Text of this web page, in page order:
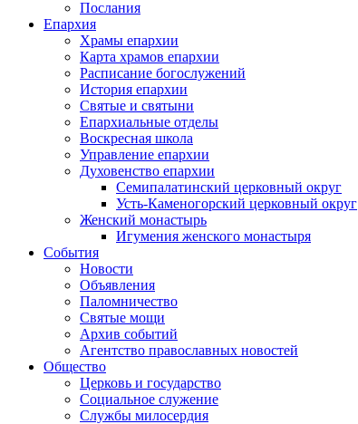
Послания
Епархия
Храмы епархии
Карта храмов епархии
Расписание богослужений
История епархии
Святые и святыни
Епархиальные отделы
Воскресная школа
Управление епархии
Духовенство епархии
Семипалатинский церковный округ
Усть-Каменогорский церковный округ
Женский монастырь
Игумения женского монастыря
События
Новости
Объявления
Паломничество
Святые мощи
Архив событий
Агентство православных новостей
Общество
Церковь и государство
Социальное служение
Службы милосердия